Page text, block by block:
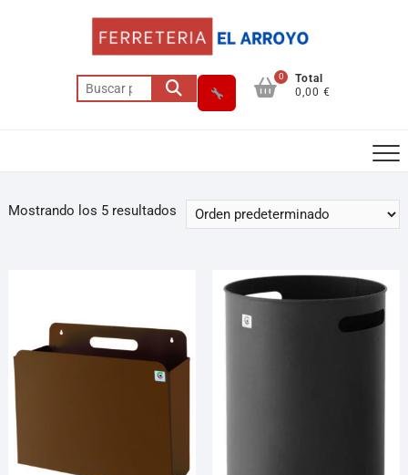
0
Total
0,00 €
Mostrando los 5 resultados
Cómo llegar
Cuéntame qué necesitas y te ayudo a encontrarlo,